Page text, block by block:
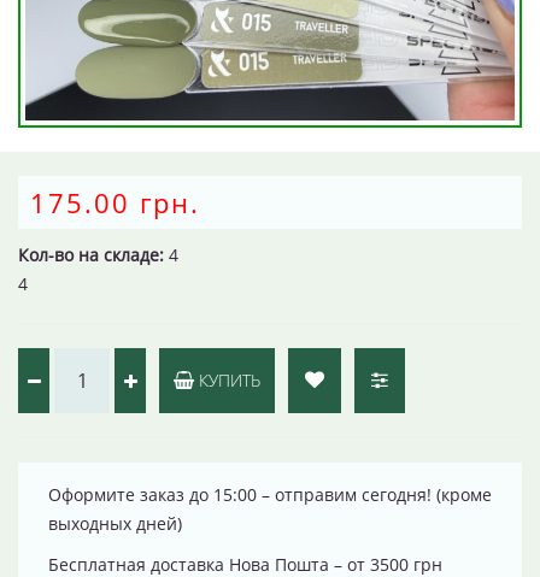
175.00 грн.
Кол-во на складе: 4
4
КУПИТЬ
Оформите заказ до 15:00 – отправим сегодня! (кроме
выходных дней)
Бесплатная доставка Нова Пошта – от 3500 грн